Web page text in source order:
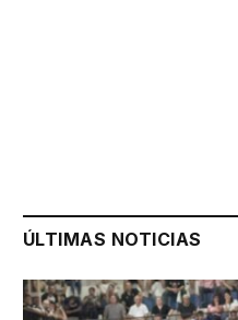
ÚLTIMAS NOTICIAS